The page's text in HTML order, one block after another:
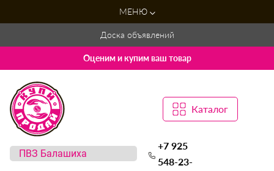
МЕНЮ
Доска объявлений
Оценим и купим ваш товар
Каталог
+7 925
548-23-